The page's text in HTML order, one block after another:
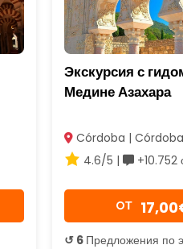
Экскурсия с
Медине Азахара
Córdoba | Córdoba
4.6/5 |
+10.752
OТ
↺ 6 Предложения по